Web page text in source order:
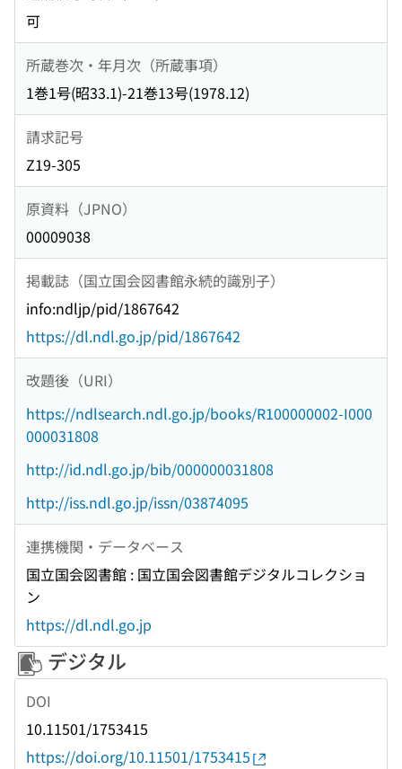
可
所蔵巻次・年月次（所蔵事項）
1巻1号(昭33.1)-21巻13号(1978.12)
請求記号
Z19-305
原資料（JPNO）
00009038
掲載誌（国立国会図書館永続的識別子）
info:ndljp/pid/1867642
https://dl.ndl.go.jp/pid/1867642
改題後（URI）
https://ndlsearch.ndl.go.jp/books/R100000002-I000
000031808
http://id.ndl.go.jp/bib/000000031808
http://iss.ndl.go.jp/issn/03874095
連携機関・データベース
国立国会図書館 : 国立国会図書館デジタルコレクショ
ン
https://dl.ndl.go.jp
デジタル
DOI
10.11501/1753415
https://doi.org/10.11501/1753415